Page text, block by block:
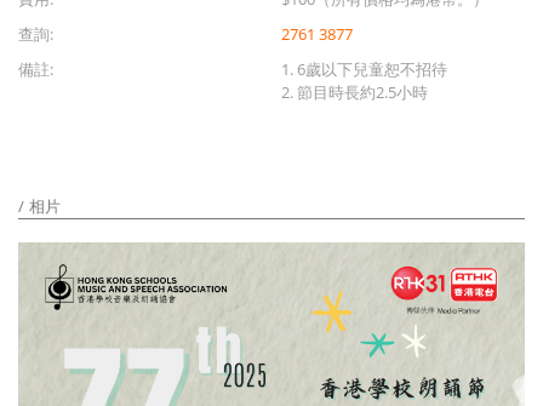
查詢:
2761 3877
備註:
1. 6歲以下兒童恕不招待
2. 節目時長約2.5小時
相片